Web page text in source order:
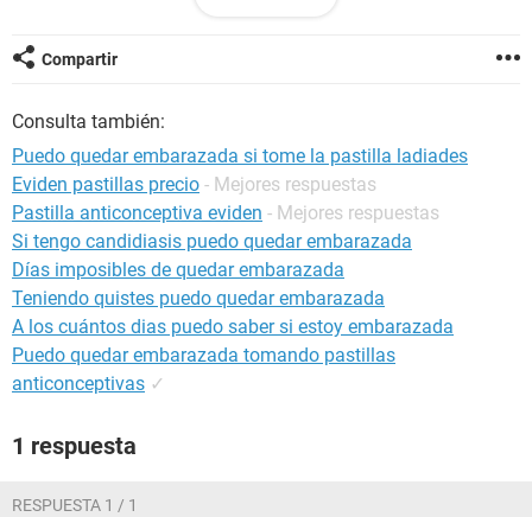
Gracias
Compartir
Consulta también:
Puedo quedar embarazada si tome la pastilla ladiades
Eviden pastillas precio - Mejores respuestas
Pastilla anticonceptiva eviden - Mejores respuestas
Si tengo candidiasis puedo quedar embarazada
Días imposibles de quedar embarazada
Teniendo quistes puedo quedar embarazada
A los cuántos dias puedo saber si estoy embarazada
Puedo quedar embarazada tomando pastillas
anticonceptivas ✓
1 respuesta
RESPUESTA 1 / 1